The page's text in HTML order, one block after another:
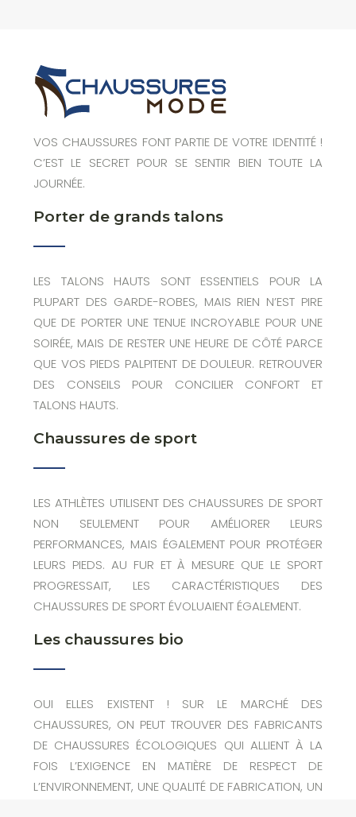
VOS CHAUSSURES FONT PARTIE DE VOTRE IDENTITÉ !
C’EST LE SECRET POUR SE SENTIR BIEN TOUTE LA
JOURNÉE.
Porter de grands talons
LES TALONS HAUTS SONT ESSENTIELS POUR LA
PLUPART DES GARDE-ROBES, MAIS RIEN N’EST PIRE
QUE DE PORTER UNE TENUE INCROYABLE POUR UNE
SOIRÉE, MAIS DE RESTER UNE HEURE DE CÔTÉ PARCE
QUE VOS PIEDS PALPITENT DE DOULEUR. RETROUVER
DES CONSEILS POUR CONCILIER CONFORT ET
TALONS HAUTS.
Chaussures de sport
LES ATHLÈTES UTILISENT DES CHAUSSURES DE SPORT
NON SEULEMENT POUR AMÉLIORER LEURS
PERFORMANCES, MAIS ÉGALEMENT POUR PROTÉGER
LEURS PIEDS. AU FUR ET À MESURE QUE LE SPORT
PROGRESSAIT, LES CARACTÉRISTIQUES DES
CHAUSSURES DE SPORT ÉVOLUAIENT ÉGALEMENT.
Les chaussures bio
OUI ELLES EXISTENT ! SUR LE MARCHÉ DES
CHAUSSURES, ON PEUT TROUVER DES FABRICANTS
DE CHAUSSURES ÉCOLOGIQUES QUI ALLIENT À LA
FOIS L’EXIGENCE EN MATIÈRE DE RESPECT DE
L’ENVIRONNEMENT, UNE QUALITÉ DE FABRICATION, UN